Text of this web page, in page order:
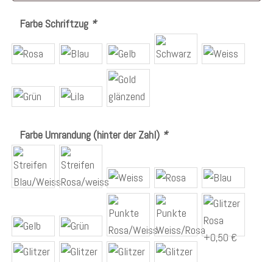
Farbe Schriftzug *
Farbe Umrandung (hinter der Zahl) *